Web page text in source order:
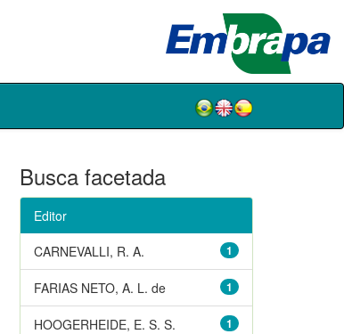
Busca facetada
Editor
1
CARNEVALLI, R. A.
1
FARIAS NETO, A. L. de
1
HOOGERHEIDE, E. S. S.